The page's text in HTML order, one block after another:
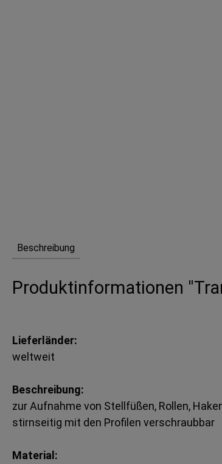
Beschreibung
Produktinformationen
Lieferländer:
weltweit
Beschreibung:
zur Aufnahme von Stellfüßen, Rollen,
stirnseitig mit den Profilen verschraubbar
Material: